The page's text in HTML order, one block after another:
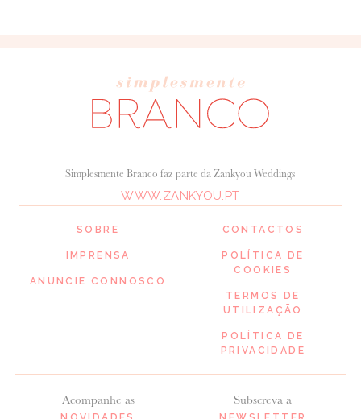
SOBRE
IMPRENSA
ANUNCIE CONNOSCO
Acompanhe as
Simplesmente Branco faz parte da Zankyou Weddings
WWW.ZANKYOU.PT
Subscreva a
CONTACTOS
POLÍTICA DE
COOKIES
TERMOS DE
UTILIZAÇÃO
POLÍTICA DE
PRIVACIDADE